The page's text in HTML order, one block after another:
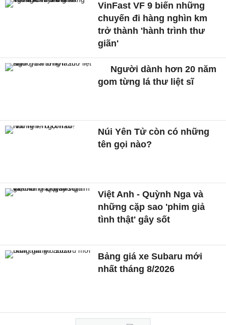
VinFast VF 9 biến những
chuyến đi hàng nghìn km
trở thành 'hành trình thư
giãn'
Người dành hơn 20 năm
gom từng lá thư liệt sĩ
Núi Yên Tử còn có những
tên gọi nào?
Việt Anh - Quỳnh Nga và
những cặp sao 'phim giả
tình thật' gây sốt
Bảng giá xe Subaru mới
nhất tháng 8/2026